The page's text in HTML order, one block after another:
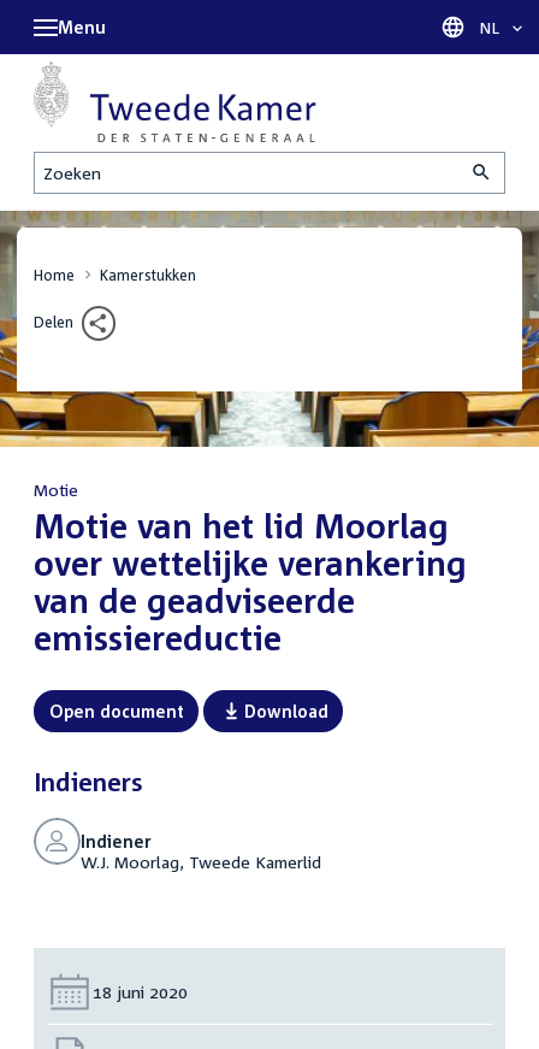
Zoeken
Menu Taal
NL
Home Kamerstukken
Delen
Motie
:Motie van het lid Moorlag
over wettelijke verankering
van de geadviseerde
emissiereductie
Open document Download
Indieners
Indiener
W.J. Moorlag, Tweede Kamerlid
Datum:
18 juni 2020